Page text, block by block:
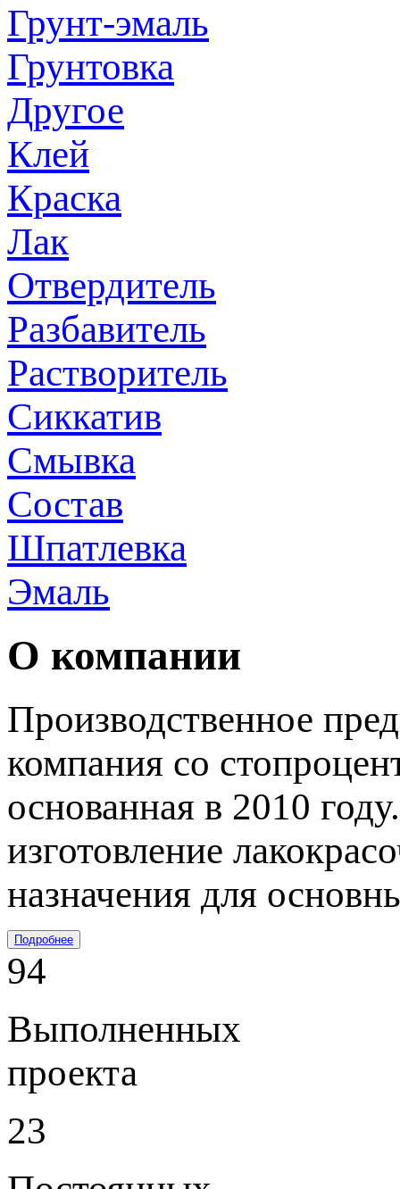
Грунт-эмаль
Грунтовка
Другое
Клей
Краска
Лак
Отвердитель
Разбавитель
Растворитель
Сиккатив
Смывка
Состав
Шпатлевка
Эмаль
О компании
Производственное
компания со
основанная в 2010
изготовление
назначения для
Подробнее
94
Выполненных
проекта
23